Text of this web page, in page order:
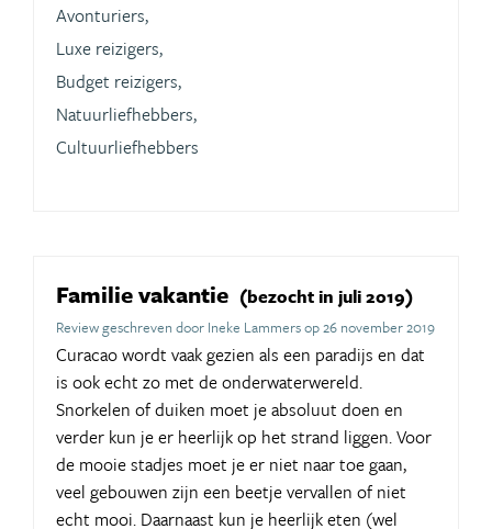
Avonturiers,
Luxe reizigers,
Budget reizigers,
Natuurliefhebbers,
Cultuurliefhebbers
Familie vakantie (bezocht in juli 2019)
Review geschreven door Ineke Lammers op 26 november 2019
Curacao wordt vaak gezien als een paradijs en dat
is ook echt zo met de onderwaterwereld.
Snorkelen of duiken moet je absoluut doen en
verder kun je er heerlijk op het strand liggen. Voor
de mooie stadjes moet je er niet naar toe gaan,
veel gebouwen zijn een beetje vervallen of niet
echt mooi. Daarnaast kun je heerlijk eten (wel